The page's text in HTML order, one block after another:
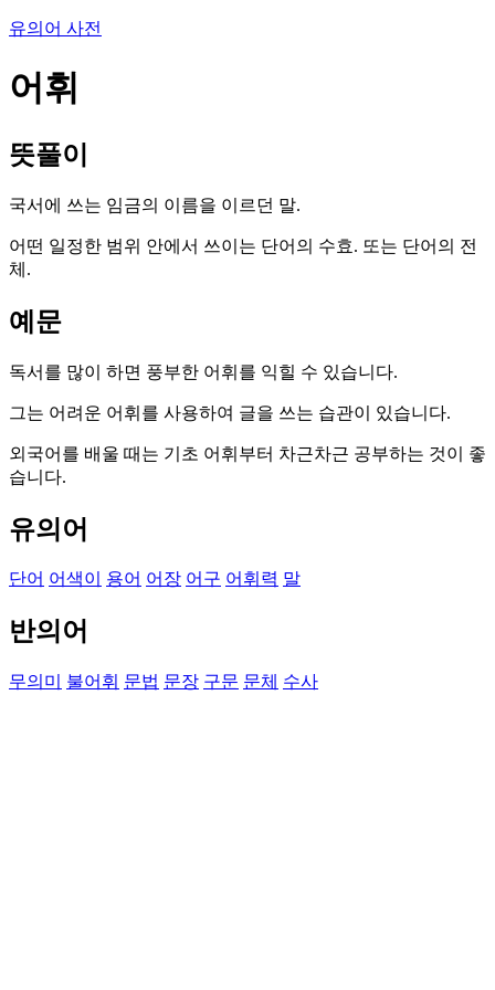
유의어 사전
어휘
뜻풀이
국서에 쓰는 임금의 이름을 이르던 말.
어떤 일정한 범위 안에서 쓰이는 단어의 수효. 또는 단어의 전
체.
예문
독서를 많이 하면 풍부한 어휘를 익힐 수 있습니다.
그는 어려운 어휘를 사용하여 글을 쓰는 습관이 있습니다.
외국어를 배울 때는 기초 어휘부터 차근차근 공부하는 것이 좋
습니다.
유의어
단어 어색이 용어 어장 어구 어휘력 말
반의어
무의미 불어휘 문법 문장 구문 문체 수사